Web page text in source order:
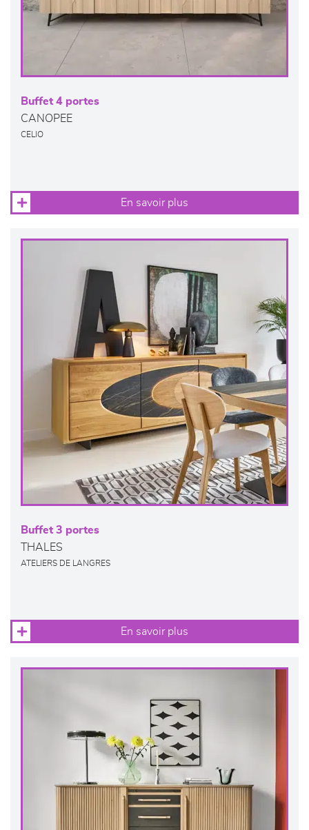
Buffet 4 portes
CANOPEE
CELIO
En savoir plus
Buffet 3 portes
THALES
ATELIERS DE LANGRES
En savoir plus